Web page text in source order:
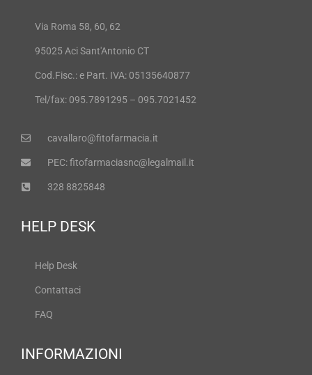
Via Roma 58, 60, 62
95025 Aci Sant'Antonio CT
Cod.Fisc.: e Part. IVA: 05135640877
Tel/fax: 095.7891295 – 095.7021452
cavallaro@fitofarmacia.it
PEC: fitofarmaciasnc@legalmail.it
328 8825848
HELP DESK
Help Desk
Contattaci
FAQ
INFORMAZIONI